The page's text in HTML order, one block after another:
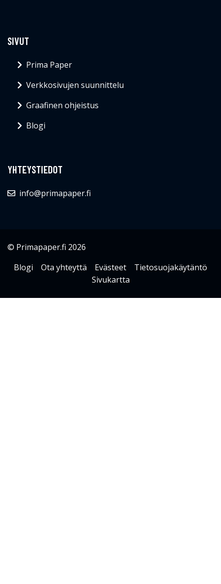
SIVUT
Prima Paper
Verkkosivujen suunnittelu
Graafinen ohjeistus
Blogi
YHTEYSTIEDOT
info@primapaper.fi
© Primapaper.fi 2026
Blogi
Ota yhteyttä Evästeet
Tietosuojakäytäntö
Sivukartta